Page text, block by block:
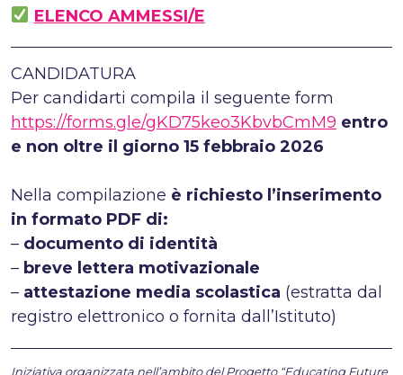
ELENCO AMMESSI/E
CANDIDATURA
Per candidarti compila il seguente form
https://forms.gle/gKD75keo3KbvbCmM9 entro
e non oltre il giorno 15 febbraio 2026
Nella compilazione è richiesto l’inserimento
in formato PDF di:
– documento di identità
– breve lettera motivazionale
– attestazione media scolastica (estratta dal
registro elettronico o fornita dall’Istituto)
Iniziativa organizzata nell’ambito del Progetto “Educating Future